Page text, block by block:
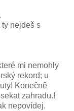
ty nejdeš s
mi nemohly
rekord; u
Konečně
zahradu.!
nepovídej.